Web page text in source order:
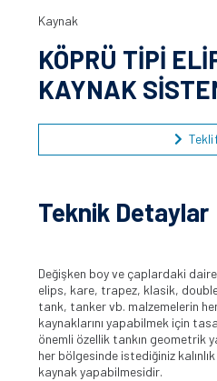
Kaynak
KÖPRÜ TİPİ
KAYNAK
Teknik Detaylar
Değişken boy ve çaplardaki
elips, kare, trapez, klasik,
tank, tanker vb. malzemelerin
kaynaklarını yapabilmek için
önemli özellik tankın geometrik
her bölgesinde istediğiniz
kaynak yapabilmesidir.